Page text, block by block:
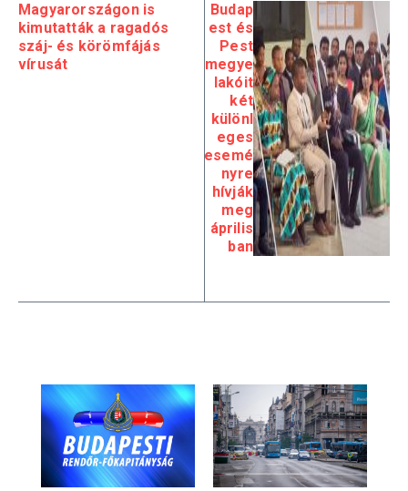
Magyarországon is
kimutatták a ragadós
száj- és körömfájás
vírusát
Budap
est és
Pest
megye
lakóit
két
különl
eges
esemé
nyre
hívják
meg
április
ban